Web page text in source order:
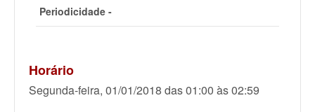
Periodicidade -
Horário
Segunda-feira, 01/01/2018 das 01:00 às 02:59